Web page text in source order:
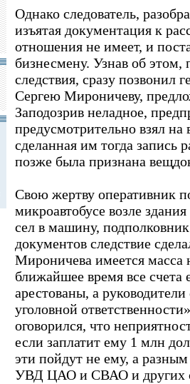
Однако следователь,
изъятая документация к
отношения не имеет, и
бизнесмену. Узнав об этом,
следствия, сразу
Сергею Мироничеву,
Заподозрив неладное,
предусмотрительно взял на
сделанная им тогда запись
позже была признана
Свою жертву оперативник
микроавтобусе возле
сел в машину,
документов следствие
Мироничева имеется
ближайшее время все счета
арестованы, а
уголовной
оговорился, что
если заплатит ему 1 млн
эти пойдут не ему, а
УВД ЦАО и СВАО и других